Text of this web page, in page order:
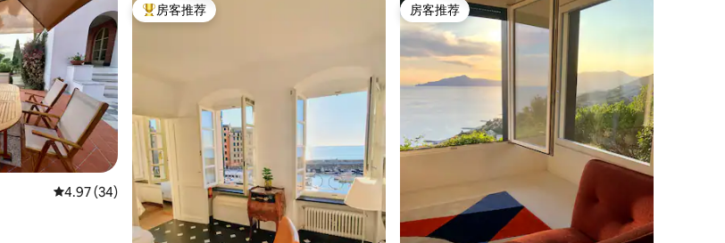
条评价 平均评分 4.97 分（满分 5 分），共 34 条评价
4.97 (34)
热门「房客推荐」
房客推荐 房客推荐
房客推荐